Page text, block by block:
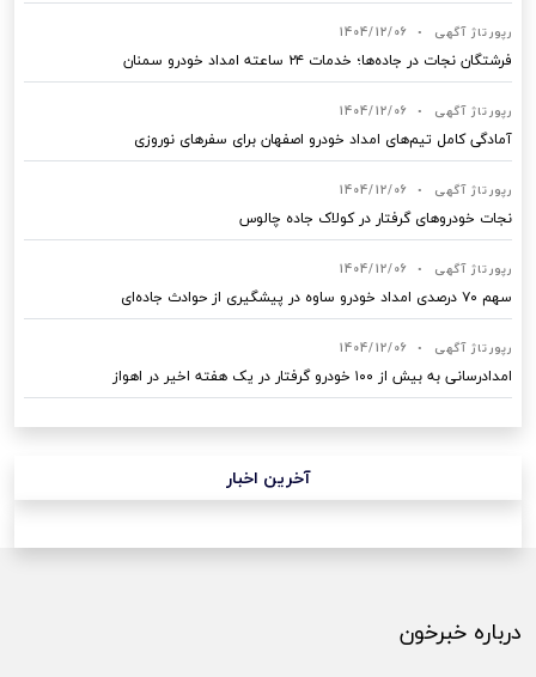
رپورتاژ آگهی •
1404/12/06
فرشتگان نجات در جاده‌ها؛ خدمات ۲۴ ساعته امداد خودرو سمنان
رپورتاژ آگهی •
1404/12/06
آمادگی کامل تیم‌های امداد خودرو اصفهان برای سفرهای نوروزی
رپورتاژ آگهی •
1404/12/06
نجات خودروهای گرفتار در کولاک جاده چالوس
رپورتاژ آگهی •
1404/12/06
سهم ۷۰ درصدی امداد خودرو ساوه در پیشگیری از حوادث جاده‌ای
رپورتاژ آگهی •
1404/12/06
امدادرسانی به بیش از ۱۰۰ خودرو گرفتار در یک هفته اخیر در اهواز
آخرین اخبار
درباره خبرخون